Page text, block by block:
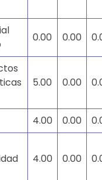
0.00 0.00
5.00 0.00
4.00 0.00
4.00 0.00